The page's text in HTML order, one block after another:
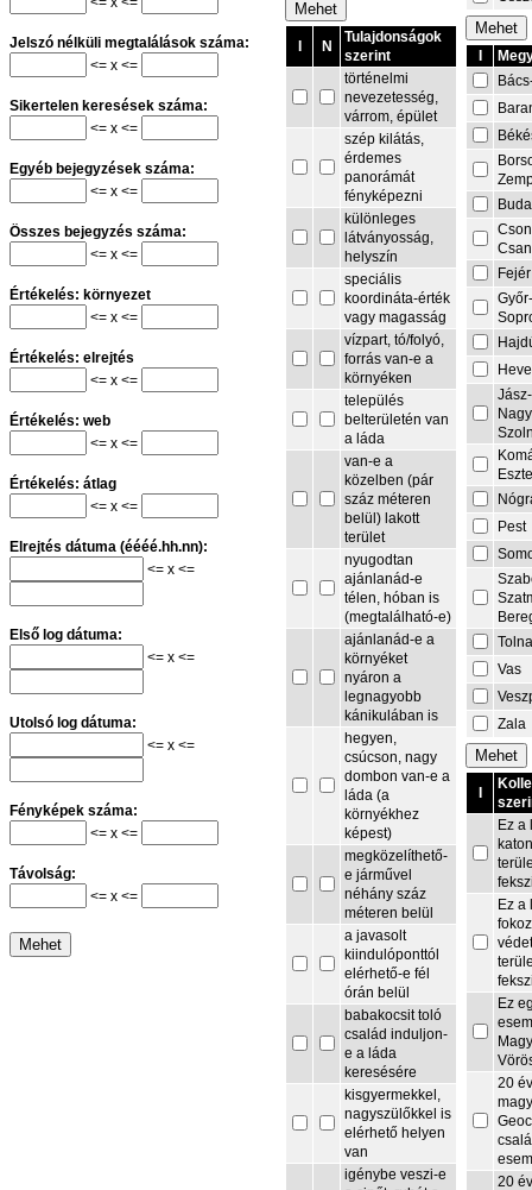
Jelszó nélküli megtalálások száma:
<= x <=
Sikertelen keresések száma:
<= x <=
Egyéb bejegyzések száma:
<= x <=
Összes bejegyzés száma:
<= x <=
Értékelés: környezet
<= x <=
Értékelés: elrejtés
<= x <=
Értékelés: web
<= x <=
Értékelés: átlag
<= x <=
Elrejtés dátuma (éééé.hh.nn):
<= x <=
Első log dátuma:
<= x <=
Utolsó log dátuma:
<= x <=
Fényképek száma:
<= x <=
Távolság:
<= x <=
N
Tulajdonságok
szerint
történelmi
nevezetesség,
várrom, épület
szép kilátás,
érdemes
panorámát
fényképezni
különleges
látványosság,
helyszín
speciális
koordináta-érték
vagy magasság
vízpart, tó/folyó,
forrás van-e a
környéken
település
belterületén van
a láda
van-e a
közelben (pár
száz méteren
belül) lakott
terület
nyugodtan
ajánlanád-e
télen, hóban is
(megtalálható-e)
ajánlanád-e a
környéket
nyáron a
legnagyobb
kánikulában is
hegyen,
csúcson, nagy
dombon van-e a
láda (a
környékhez
képest)
megközelíthető-
e járművel
néhány száz
méteren belül
a javasolt
kiindulóponttól
elérhető-e fél
órán belül
babakocsit toló
család induljon-
e a láda
keresésére
kisgyermekkel,
nagyszülőkkel is
elérhető helyen
van
igénybe veszi-e
Fejér
Jász-
Pest
Vas
Zala
Ez a
Ez a
Ez
20
20